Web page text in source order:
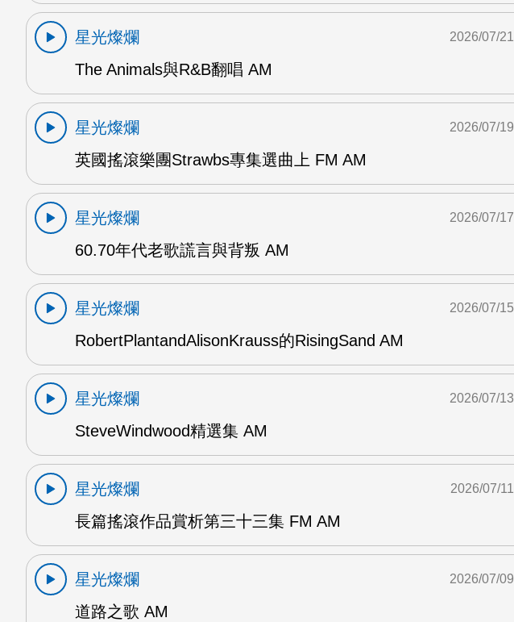
星光燦爛
The Animals與R&B翻唱 AM
2026/07/21
星光燦爛
英國搖滾樂團Strawbs專集選曲上 FM AM
2026/07/19
星光燦爛
60.70年代老歌謊言與背叛 AM
2026/07/17
星光燦爛
RobertPlantandAlisonKrauss的RisingSand AM
2026/07/15
星光燦爛
SteveWindwood精選集 AM
2026/07/13
星光燦爛
長篇搖滾作品賞析第三十三集 FM AM
2026/07/11
星光燦爛
道路之歌 AM
2026/07/09